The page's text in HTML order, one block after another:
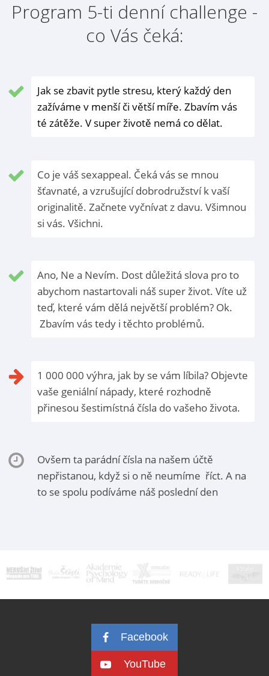
Program 5-ti denní challenge -
co Vás čeká:
Jak se zbavit pytle stresu, který každý den
zažíváme v menší či větší míře. Zbavím vás
té zátěže. V super životě nemá co dělat.
Co je váš sexappeal. Čeká vás se mnou
šťavnaté, a vzrušující dobrodružství k vaší
originalitě. Začnete vyčnívat z davu. Všimnou
si vás. Všichni.
Ano, Ne a Nevím. Dost důležitá slova pro to
abychom nastartovali náš super život. Víte už
teď, které vám dělá největší problém? Ok.
Zbavím vás tedy i těchto problémů.
1 000 000 výhra, jak by se vám líbila? Objevte
vaše geniální nápady, které rozhodně
přinesou šestimístná čísla do vašeho života.
Ovšem ta parádní čísla na našem účtě
nepřistanou, když si o ně neumíme říct. A na
to se spolu podíváme náš poslední den
Facebook
YouTube